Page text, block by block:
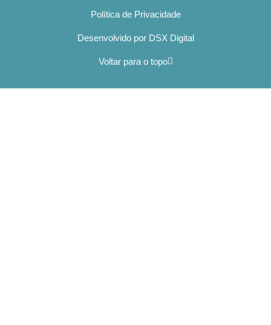
Política de Privacidade
Desenvolvido por DSX Digital
Voltar para o topo